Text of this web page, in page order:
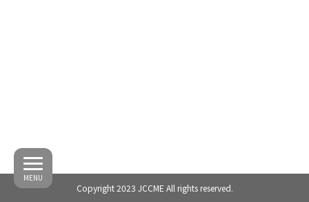
MENU
Copyright 2023 JCCME All rights reserved.